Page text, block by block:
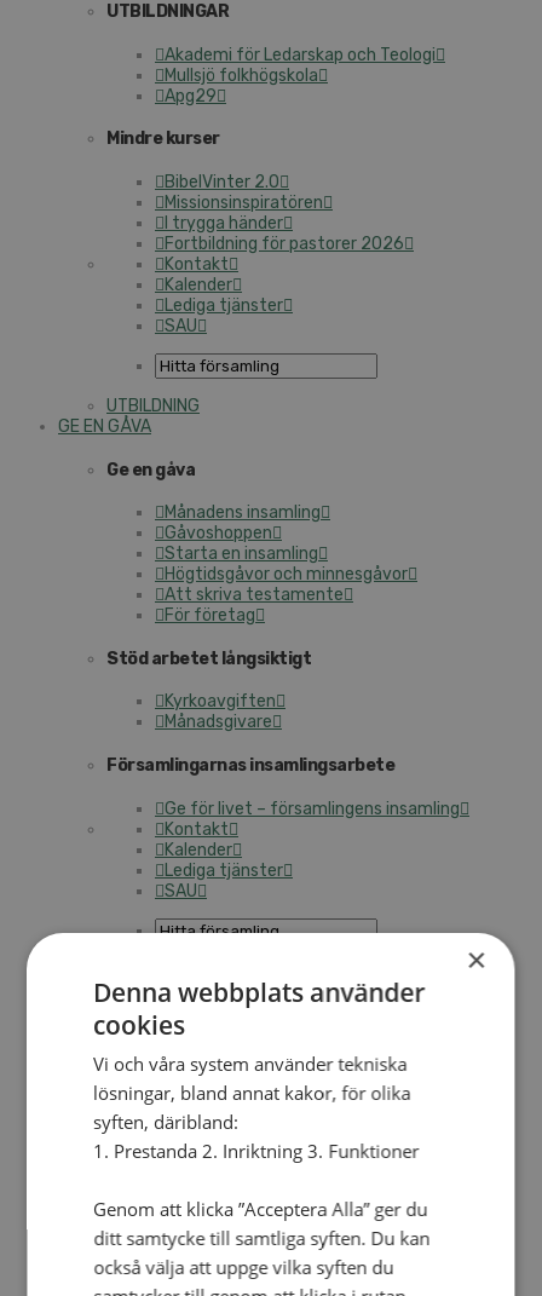
UTBILDNINGAR
Akademi för Ledarskap och Teologi
Mullsjö folkhögskola
Apg29
Mindre kurser
BibelVinter 2.0
Missionsinspiratören
I trygga händer
Fortbildning för pastorer 2026
Kontakt
Kalender
Lediga tjänster
SAU
UTBILDNING
GE EN GÅVA
Ge en gåva
Månadens insamling
Gåvoshoppen
Starta en insamling
Högtidsgåvor och minnesgåvor
Att skriva testamente
För företag
Stöd arbetet långsiktigt
Kyrkoavgiften
Månadsgivare
Församlingarnas insamlingsarbete
Ge för livet – församlingens insamling
Kontakt
Kalender
Lediga tjänster
SAU
OM OSS
OM ALLIANSMISSIONEN
Hitta församling
SAM 2033
Vår tro och vårt uppdrag
Vår organisation
Vår historia
Årskonferensen
TRANSPARENS OCH ÖPPENHET
Vårt miljöarbete
×
Denna webbplats använder
cookies
Vi och våra system använder tekniska
lösningar, bland annat kakor, för olika
syften, däribland:
1. Prestanda 2. Inriktning 3. Funktioner
Genom att klicka ”Acceptera Alla” ger du
ditt samtycke till samtliga syften. Du kan
också välja att uppge vilka syften du